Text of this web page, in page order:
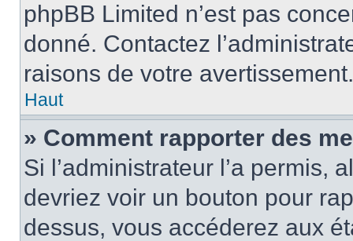
phpBB Limited n’est pas
donné. Contactez
raisons de votre avertissement.
Haut
» Comment rapporter des
Si l’administrateur l’a permis,
devriez voir un bouton pour
dessus, vous accéderez aux